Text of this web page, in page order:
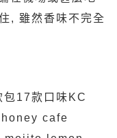
, 雖然香味不完全
17款口味KC
cafe